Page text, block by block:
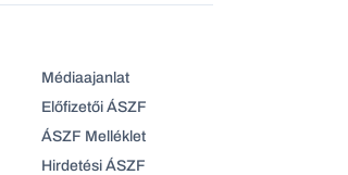
Médiaajanlat
Előfizetői ÁSZF
ÁSZF Melléklet
Hirdetési ÁSZF